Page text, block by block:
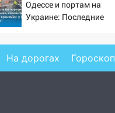
Одессе и портам на
Украине: Последние
2026 года
На дорогах Гороскоп